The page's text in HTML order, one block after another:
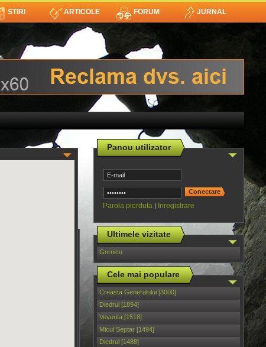
JURNAL
FORUM
ARTICOLE
STIRI
Panou utilizator
Parola pierduta | Inregistrare
Ultimele vizitate
Gornicu
Cele mai populare
Creasta Generalului [3000]
Diedrul [1894]
Veverita [1518]
Micul Septar [1494]
Diedrul [1488]